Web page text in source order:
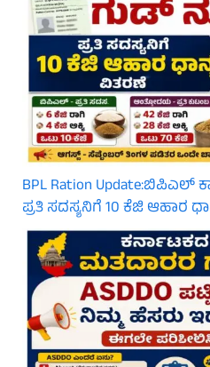
BPL Ration Update:ಬಿಪಿಎಲ್‌
ಪ್ರತಿ ಸದಸ್ಯನಿಗೆ 10 ಕೆಜಿ ಆಹಾರ